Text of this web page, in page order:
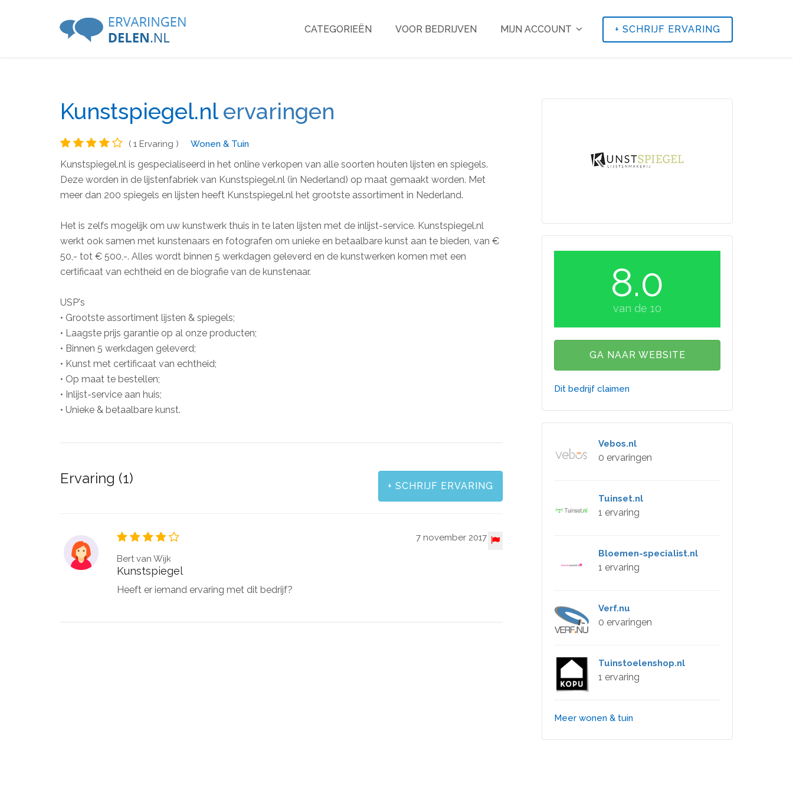
CATEGORIEËN VOOR BEDRIJVEN MIJN ACCOUNT + SCHRIJF ERVARING
Kunstspiegel.nlervaringen
( 1 Ervaring ) Wonen & Tuin
Kunstspiegel.nl is gespecialiseerd in het online verkopen van alle soorten houten lijsten en spiegels.
Deze worden in de lijstenfabriek van Kunstspiegel.nl (in Nederland) op maat gemaakt worden. Met
meer dan 200 spiegels en lijsten heeft Kunstspiegel.nl het grootste assortiment in Nederland.
Het is zelfs mogelijk om uw kunstwerk thuis in te laten lijsten met de inlijst-service. Kunstspiegel.nl
werkt ook samen met kunstenaars en fotografen om unieke en betaalbare kunst aan te bieden, van €
50,- tot € 500,-. Alles wordt binnen 5 werkdagen geleverd en de kunstwerken komen met een
certificaat van echtheid en de biografie van de kunstenaar.
USP's
• Grootste assortiment lijsten & spiegels;
• Laagste prijs garantie op al onze producten;
• Binnen 5 werkdagen geleverd;
• Kunst met certificaat van echtheid;
• Op maat te bestellen;
• Inlijst-service aan huis;
• Unieke & betaalbare kunst.
+ SCHRIJF ERVARING
Ervaring (1)
7 november 2017
Bert van Wijk
Kunstspiegel
Heeft er iemand ervaring met dit bedrijf?
8.0
van de 10
GA NAAR WEBSITE
Dit bedrijf claimen
Vebos.nl
0 ervaringen
Tuinset.nl
1 ervaring
Bloemen-specialist.nl
1 ervaring
Verf.nu
0 ervaringen
Tuinstoelenshop.nl
1 ervaring
Meer wonen & tuin